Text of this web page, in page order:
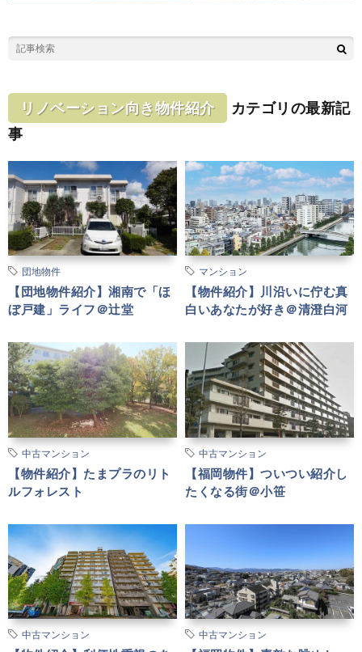
リノベーション向き物件紹介
カテゴリの最新記
事
団地物件
【団地物件紹介】湘南で「ほ
ぼ戸建」ライフ＠辻堂
マンション
【物件紹介】川沿いに佇む真
白いあなたが好き＠清澄白河
中古マンション
【物件紹介】たまプラのリト
ルフォレスト
中古マンション
【福岡物件】ついつい紹介し
たくなる街＠小笹
中古マンション 中古マンション